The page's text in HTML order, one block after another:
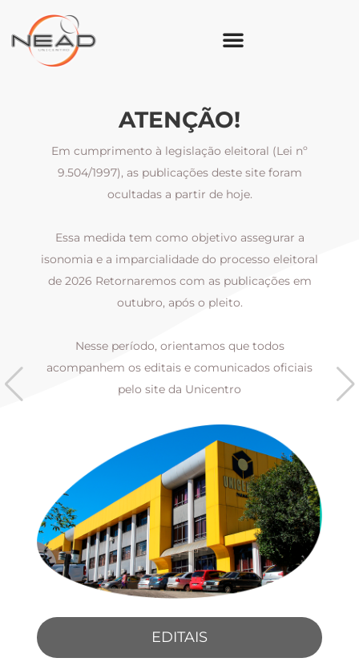
ATENÇÃO!
Em cumprimento à legislação eleitoral (Lei nº
9.504/1997), as publicações deste site foram
ocultadas a partir de hoje.
Essa medida tem como objetivo assegurar a
isonomia e a imparcialidade do processo eleitoral
de 2026 Retornaremos com as publicações em
outubro, após o pleito.
Nesse período, orientamos que todos
acompanhem os editais e comunicados oficiais
pelo site da Unicentro
EDITAIS